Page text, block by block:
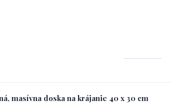
masívna doska na krájanie 40 x 30 cm